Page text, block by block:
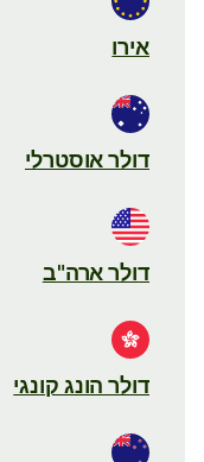
אירו
דולר אוסטרלי
דולר ארה"ב
דולר הונג קונגי